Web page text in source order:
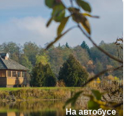
На автобусе